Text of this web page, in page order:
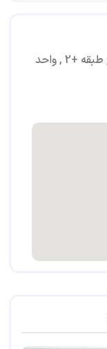
آدرس:مشهد, بلوار معلم, بین معلم 8 و 10 برج آبشار, طبقه +2 , واحد